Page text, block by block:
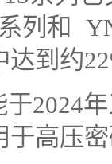
列和
达到约
2024
于高压